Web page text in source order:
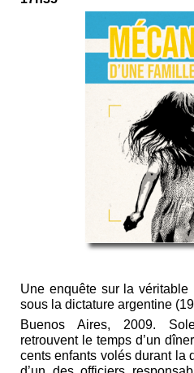
Une enquête sur la
sous la dictature argentine
Buenos Aires, 2009.
retrouvent le temps d’un
cents enfants volés durant la